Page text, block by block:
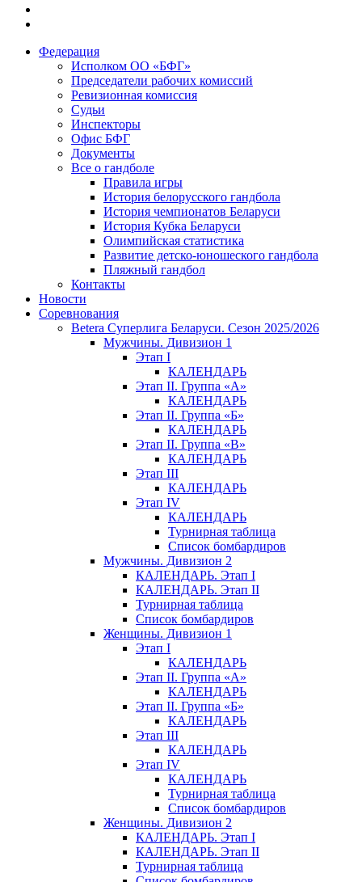
Федерация
Исполком ОО «БФГ»
Председатели рабочих комиссий
Ревизионная комиссия
Судьи
Инспекторы
Офис БФГ
Документы
Все о гандболе
Правила игры
История белорусского гандбола
История чемпионатов Беларуси
История Кубка Беларуси
Олимпийская статистика
Развитие детско-юношеского гандбола
Пляжный гандбол
Контакты
Новости
Соревнования
Betera Суперлига Беларуси. Сезон 2025/2026
Мужчины. Дивизион 1
Этап I
КАЛЕНДАРЬ
Этап II. Группа «А»
КАЛЕНДАРЬ
Этап II. Группа «Б»
КАЛЕНДАРЬ
Этап II. Группа «В»
КАЛЕНДАРЬ
Этап III
КАЛЕНДАРЬ
Этап IV
КАЛЕНДАРЬ
Турнирная таблица
Список бомбардиров
Мужчины. Дивизион 2
КАЛЕНДАРЬ. Этап I
КАЛЕНДАРЬ. Этап II
Турнирная таблица
Список бомбардиров
Женщины. Дивизион 1
Этап I
КАЛЕНДАРЬ
Этап II. Группа «А»
КАЛЕНДАРЬ
Этап II. Группа «Б»
КАЛЕНДАРЬ
Этап III
КАЛЕНДАРЬ
Этап IV
КАЛЕНДАРЬ
Турнирная таблица
Список бомбардиров
Женщины. Дивизион 2
КАЛЕНДАРЬ. Этап I
КАЛЕНДАРЬ. Этап II
Турнирная таблица